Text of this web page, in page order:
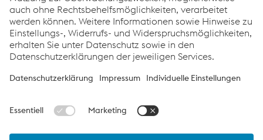
Jürgen Heinz
Verkauf Automobilindustrie
© 2026 voestalpine Steel & Service Center GmbH